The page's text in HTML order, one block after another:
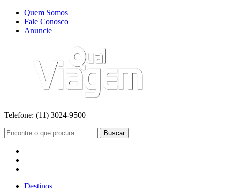
Quem Somos
Fale Conosco
Anuncie
Telefone: (11) 3024-9500
Buscar
Destinos